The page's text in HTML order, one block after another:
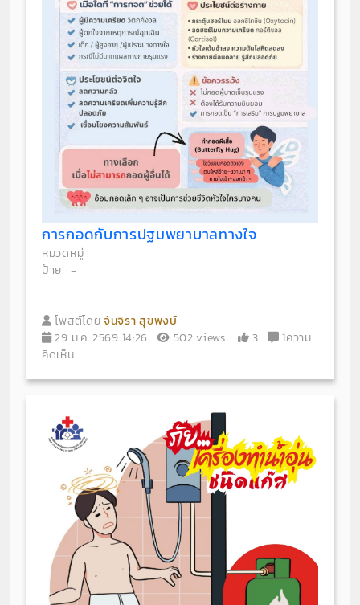
การกอดกับการปฐมพยาบาลทางใจ
หมวดหมู่
ป้าย-
โพสต์โดยจันจิรา สุขพงษ์
29 ม.ค. 2569 14:26
502 views 3
1ความ
คิดเห็น